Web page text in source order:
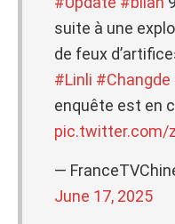
suite à une
de feux
#Linli #Changde
enquête est en
pic.twitter.com/
—
June 17, 2025